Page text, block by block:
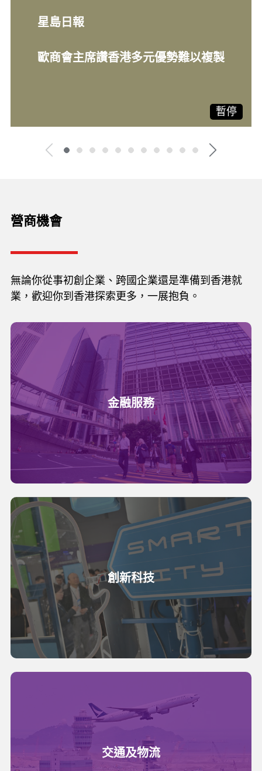
暫停
星島日報
歐商會主席讚香港多元優勢難以複製
營商機會
無論你從事初創企業、跨國企業還是準備到香港就
業，歡迎你到香港探索更多，一展抱負。
金融服務
創新科技
交通及物流